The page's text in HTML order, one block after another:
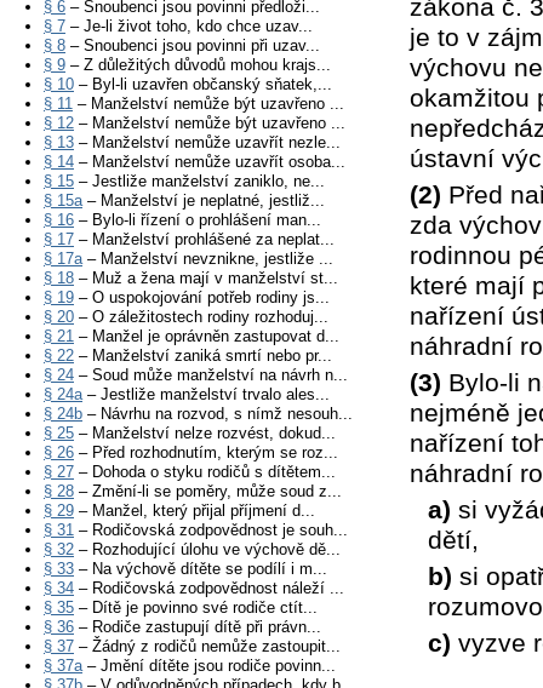
§ 6 – Snoubenci jsou povinni předloži...
§ 7 – Je-li život toho, kdo chce uzav...
§ 8 – Snoubenci jsou povinni při uzav...
§ 9 – Z důležitých důvodů mohou krajs...
§ 10 – Byl-li uzavřen občanský sňatek,...
§ 11 – Manželství nemůže být uzavřeno ...
§ 12 – Manželství nemůže být uzavřeno ...
§ 13 – Manželství nemůže uzavřít nezle...
§ 14 – Manželství nemůže uzavřít osoba...
§ 15 – Jestliže manželství zaniklo, ne...
§ 15a– Manželství je neplatné, jestliž...
§ 16 – Bylo-li řízení o prohlášení man...
§ 17 – Manželství prohlášené za neplat...
§ 17a– Manželství nevznikne, jestliže ...
§ 18 – Muž a žena mají v manželství st...
§ 19 – O uspokojování potřeb rodiny js...
§ 20 – O záležitostech rodiny rozhoduj...
§ 21 – Manžel je oprávněn zastupovat d...
§ 22 – Manželství zaniká smrtí nebo pr...
§ 24 – Soud může manželství na návrh n...
§ 24a– Jestliže manželství trvalo ales...
§ 24b – Návrhu na rozvod, s nímž nesouh...
§ 25 – Manželství nelze rozvést, dokud...
§ 26 – Před rozhodnutím, kterým se roz...
§ 27 – Dohoda o styku rodičů s dítětem...
§ 28 – Změní-li se poměry, může soud z...
§ 29 – Manžel, který přijal příjmení d...
§ 31 – Rodičovská zodpovědnost je souh...
§ 32 – Rozhodující úlohu ve výchově dě...
§ 33 – Na výchově dítěte se podílí i m...
§ 34 – Rodičovská zodpovědnost náleží ...
§ 35 – Dítě je povinno své rodiče ctít...
§ 36 – Rodiče zastupují dítě při právn...
§ 37 – Žádný z rodičů nemůže zastoupit...
§ 37a– Jmění dítěte jsou rodiče povinn...
zákona č.
je to v
výchovu
okamžitou
ústavní
(2) Před
zda
rodinnou
které mají
nařízení
náhradní
(3) Bylo-li
nejméně
nařízení
náhradní
a) si
dětí,
b) si
c) vyzve